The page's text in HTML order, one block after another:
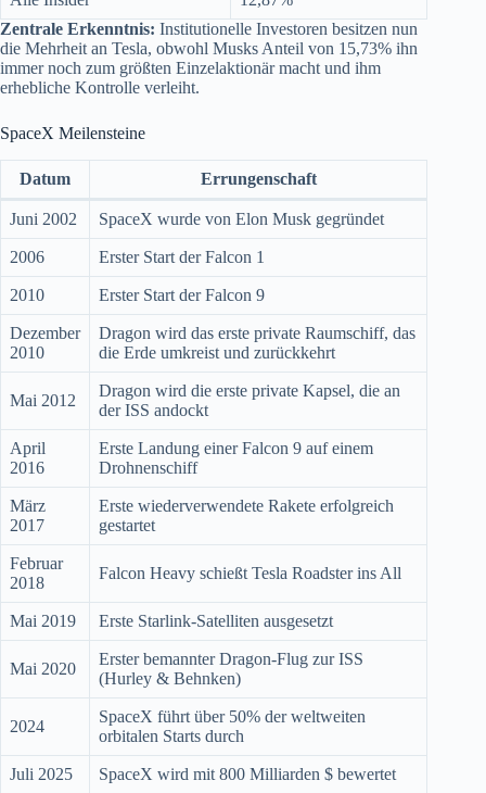
Zentrale Erkenntnis: Institutionelle Investoren besitzen nun
die Mehrheit an Tesla, obwohl Musks Anteil von 15,73% ihn
immer noch zum größten Einzelaktionär macht und ihm
erhebliche Kontrolle verleiht.
SpaceX Meilensteine
Datum Errungenschaft
Juni 2002 SpaceX wurde von Elon Musk gegründet
2006 Erster Start der Falcon 1
2010 Erster Start der Falcon 9
Dezember
2010
Dragon wird das erste private Raumschiff, das
die Erde umkreist und zurückkehrt
Mai 2012
Dragon wird die erste private Kapsel, die an
der ISS andockt
April
2016
Erste Landung einer Falcon 9 auf einem
Drohnenschiff
März
2017
Erste wiederverwendete Rakete erfolgreich
gestartet
Februar
2018
Falcon Heavy schießt Tesla Roadster ins All
Mai 2019 Erste Starlink-Satelliten ausgesetzt
Mai 2020
Erster bemannter Dragon-Flug zur ISS
(Hurley & Behnken)
2024
SpaceX führt über 50% der weltweiten
orbitalen Starts durch
Juli 2025
SpaceX wird mit 800 Milliarden $ bewertet